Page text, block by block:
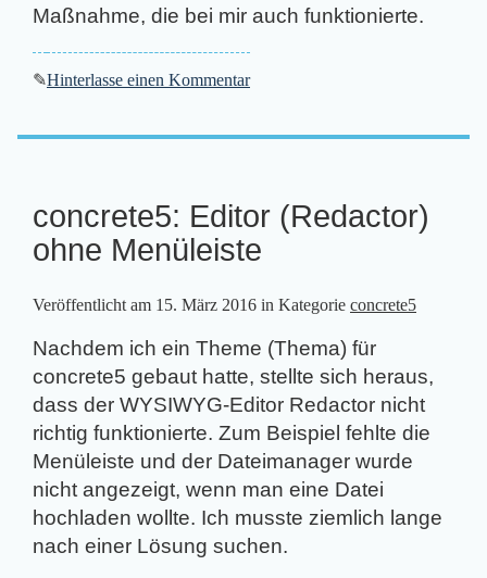
Maßnahme, die bei mir auch funktionierte.
✎Hinterlasse einen Kommentar
concrete5: Editor (Redactor)
ohne Menüleiste
Veröffentlicht am 15. März 2016 in Kategorie concrete5
Nachdem ich ein Theme (Thema) für
concrete5 gebaut hatte, stellte sich heraus,
dass der WYSIWYG-Editor Redactor nicht
richtig funktionierte. Zum Beispiel fehlte die
Menüleiste und der Dateimanager wurde
nicht angezeigt, wenn man eine Datei
hochladen wollte. Ich musste ziemlich lange
nach einer Lösung suchen.